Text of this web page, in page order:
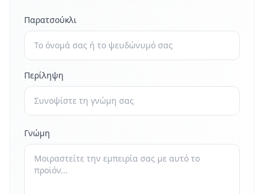
Παρατσούκλι
Περίληψη
Γνώμη